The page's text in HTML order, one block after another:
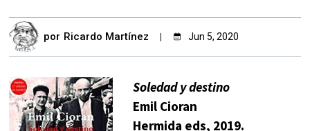
por Ricardo Martínez Jun 5, 2020
Soledad y destino
Emil Cioran
Hermida eds, 2019.